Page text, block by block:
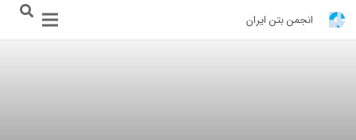
انجمن بتن ایران